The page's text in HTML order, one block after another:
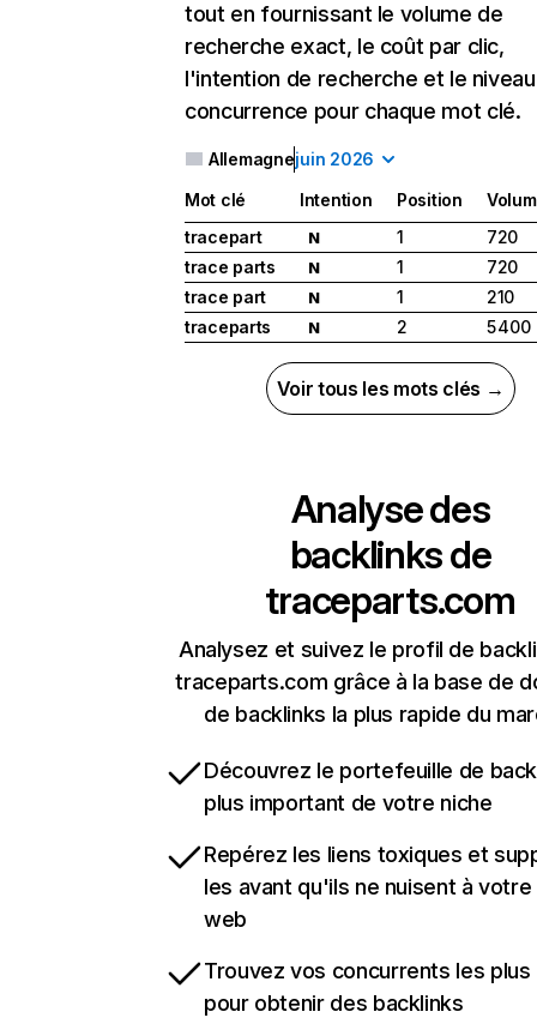
tout en fournissant le volume de
recherche exact, le coût par clic,
l'intention de recherche et le
concurrence pour chaque mot clé.
Allemagnejuin 2026
Mot clé Intention Position
tracepart
N 1
720
trace parts
N 1
720
trace part
N 1
210
traceparts
N 2 5 400
Voir tous les mots clés →
Analyse des
backlinks de
traceparts.com
Analysez et suivez le profil de
traceparts.com grâce à la base de
de backlinks la plus rapide du
Découvrez le portefeuille de
plus important de votre niche
Repérez les liens toxiques et
les avant qu'ils ne nuisent à
web
Trouvez vos concurrents les
pour obtenir des backlinks